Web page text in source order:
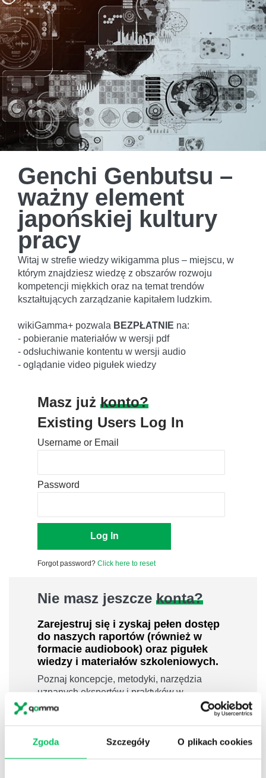
Zgoda Szczegóły O plikach cookies
Genchi Genbutsu –
ważny element
japońskiej kultury
pracy
Witaj w strefie wiedzy wikigamma plus – miejscu, w
którym znajdziesz wiedzę z obszarów rozwoju
kompetencji miękkich oraz na temat trendów
kształtujących zarządzanie kapitałem ludzkim.
wikiGamma+ pozwala BEZPŁATNIE na:
- pobieranie materiałów w wersji pdf
- odsłuchiwanie kontentu w wersji audio
- oglądanie video pigułek wiedzy
Masz już konto?
Existing Users Log In
Username or Email
Password
Forgot password? Click here to reset
Nie masz jeszcze konta?
Zarejestruj się i zyskaj pełen dostęp
do naszych raportów (również w
formacie audiobook) oraz pigułek
wiedzy i materiałów szkoleniowych.
Poznaj koncepcje, metodyki, narzędzia
uznanych ekspertów i praktyków w
dziedzinach leadershipu i zarządzania,
800 pigułek wiedzy